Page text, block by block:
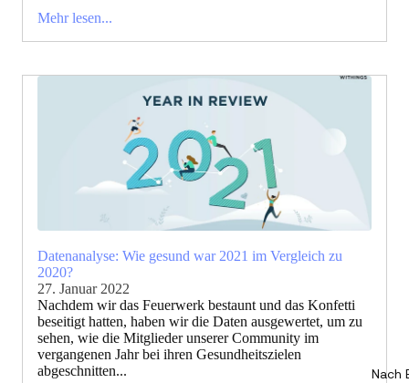
Nach
Mehr lesen...
Datenanalyse: Wie gesund war 2021 im Vergleich zu
2020?
27. Januar 2022
Nachdem wir das Feuerwerk bestaunt und das Konfetti
beseitigt hatten, haben wir die Daten ausgewertet, um zu
sehen, wie die Mitglieder unserer Community im
vergangenen Jahr bei ihren Gesundheitszielen
abgeschnitten...